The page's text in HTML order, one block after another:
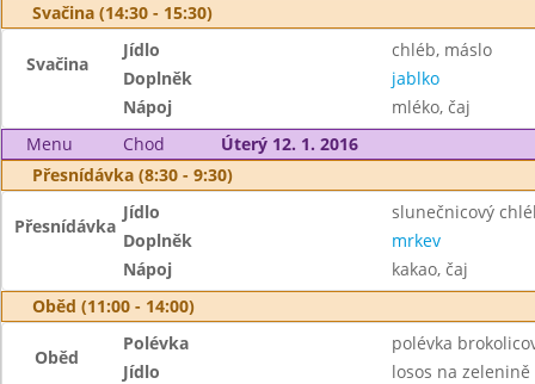
Svačina (14:30 - 15:30)
Svačina
Jídlo
chléb, máslo
Doplněk
jablko
Nápoj
mléko, čaj
Menu
Chod
Úterý 12. 1. 2016
Přesnídávka (8:30 - 9:30)
Přesnídávka
Jídlo
slunečnicový
Doplněk
mrkev
Nápoj
kakao, čaj
Oběd (11:00 - 14:00)
Oběd
Polévka
polévka
Jídlo
losos na zelenině